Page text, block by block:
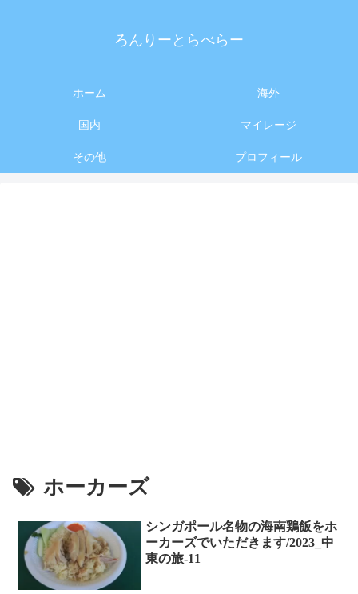
ろんりーとらべらー
ホーム 海外
国内 マイレージ
その他 プロフィール
ホーカーズ
シンガポール名物の海南鶏飯をホ
ーカーズでいただきます/2023_中
東の旅-11